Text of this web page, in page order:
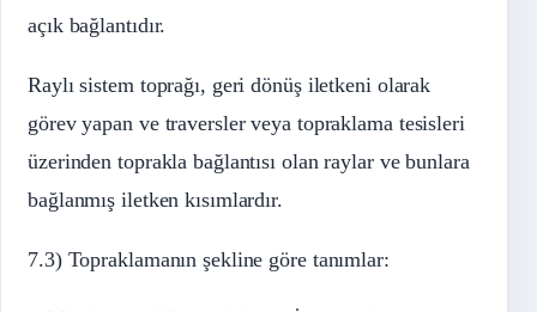
açık bağlantıdır.
Raylı sistem toprağı, geri dönüş iletkeni olarak
görev yapan ve traversler veya topraklama tesisleri
üzerinden toprakla bağlantısı olan raylar ve bunlara
bağlanmış iletken kısımlardır.
7.3) Topraklamanın şekline göre tanımlar: